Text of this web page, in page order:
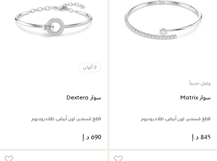
وصل حديثاً
سوار Matrix
قطع مُستدير، لون أبيض، طلاء روديوم
2 ألوان
سوار Dextera
قطع مُستدير، لون أبيض، طلاء روديوم